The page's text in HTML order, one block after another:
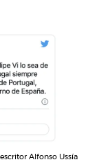
Alfonso Ussía